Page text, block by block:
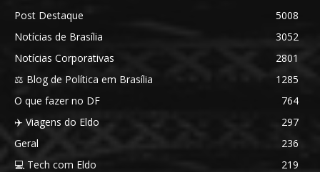
Post Destaque
5008
Notícias de Brasília
3052
Notícias Corporativas
2801
⚖️ Blog de Política em Brasília
1285
O que fazer no DF
764
✈️ Viagens do Eldo
297
Geral
236
💻 Tech com Eldo
219